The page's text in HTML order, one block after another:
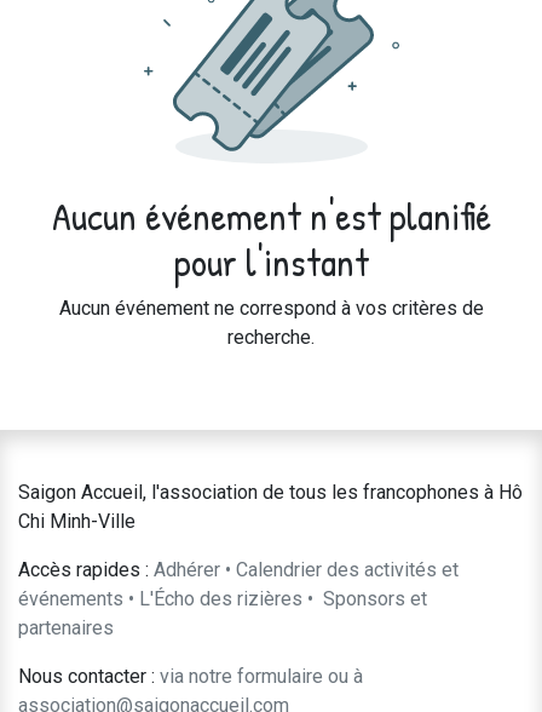
Aucun événement n'est planifié
pour l'instant
Aucun événement ne correspond à vos critères de
recherche.
Saigon Accueil, l'association de tous les francophones à Hô
Chi Minh-Ville
Accès rapides : Adhérer • Calendrier des activités et
événements • L'Écho des rizières • ​Sponsors et
partenaires​​
Nous contacter : ​via notre formulaire ou à
association@saigonaccueil.com